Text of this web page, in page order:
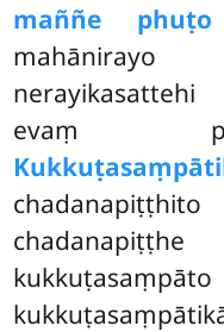
maññe
evaṃ
chadanapiṭṭhito